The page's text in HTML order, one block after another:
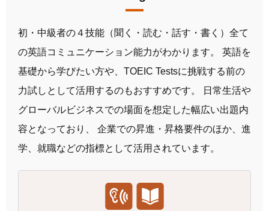
初・中級者の４技能（聞く・読む・話す・書く）全て
の英語コミュニケーション能力がわかります。 英語を
基礎から学びたい方や、TOEIC Testsに挑戦する前の
力試しとして活用するのもおすすめです。 日常生活や
グローバルビジネスでの場面を想定した幅広い出題内
容となっており、 企業での昇進・昇格要件のほか、進
学、就職などの指標として活用されています。